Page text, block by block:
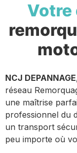
Votre
NCJ DEPANNAGE
réseau
une maîtrise
professionnel du
un transport
peu importe où